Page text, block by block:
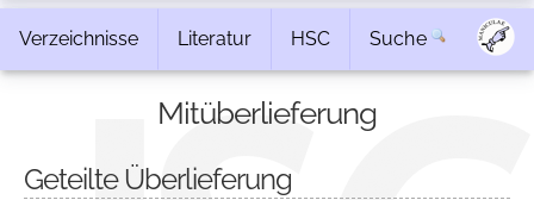
Verzeichnisse Literatur HSC Suche
Mitüberlieferung
Geteilte Überlieferung